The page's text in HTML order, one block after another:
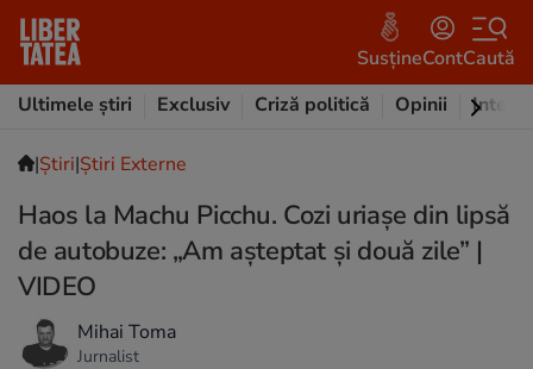
SusțineContCaută
Ultimele știri
Exclusiv Criză politică Opinii
|Ştiri|Știri Externe
Haos la Machu Picchu. Cozi uriașe din lipsă
de autobuze: „Am așteptat și două zile” |
VIDEO
Mihai Toma
Jurnalist